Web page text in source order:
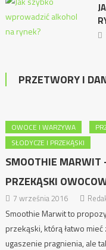
PRZETWORY I
OWOCE I WARZYWA
SŁODYCZE I PRZEKĄSKI
SMOOTHIE MARWIT
PRZEKĄSKI
7 września 2016
Smoothie Marwit to
przekąski, którą łatwo
ugaszenie pragnienia, ale